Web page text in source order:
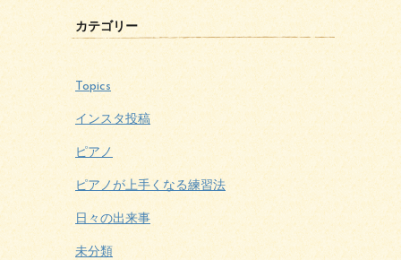
カテゴリー
Topics
インスタ投稿
ピアノ
ピアノが上手くなる練習法
日々の出来事
未分類